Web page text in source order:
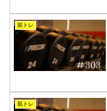
筋トレ
筋トレ